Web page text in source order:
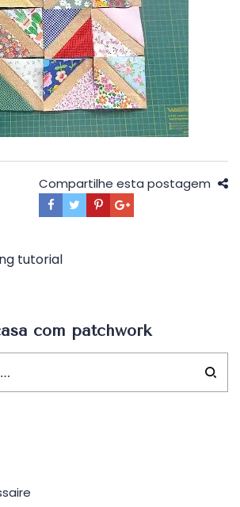
Compartilhe esta postagem
tutorial
com patchwork